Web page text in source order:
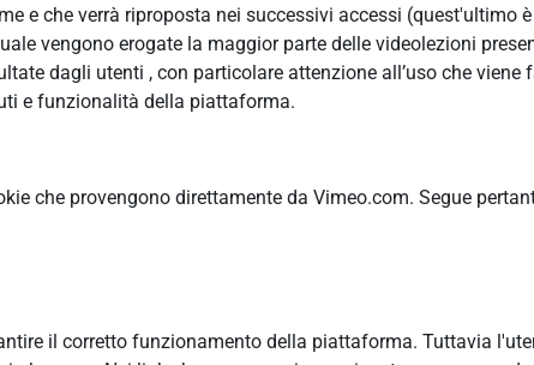
e che verrà riproposta nei successivi accessi (quest'ultimo
vengono erogate la maggior parte delle videolezioni
dagli utenti , con particolare attenzione all’uso che
e funzionalità della piattaforma.
che provengono direttamente da Vimeo.com. Segue
il corretto funzionamento della piattaforma. Tuttavia